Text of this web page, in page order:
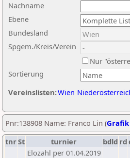
Nachname
Ebene
Sortierung
Bundesland
Spgem./Kreis/Verein
Nur
Vereinslisten:Wien
Pnr:138908 Name: Franco Lin (Grafik
tnrSt turnier bdld rd
Elozahl per 01.04.2019